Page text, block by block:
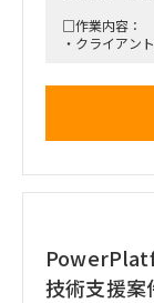
□作業内容：
・クライアン
（業務改革案
・各種ステー
・変革後の運
技術支援案